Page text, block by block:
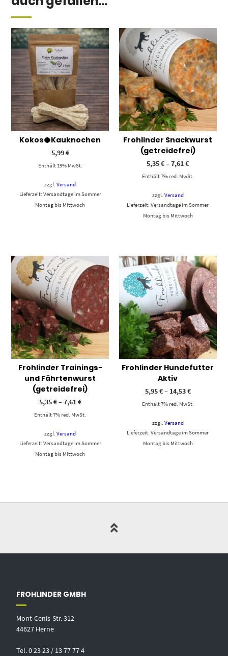
Kokos🥥Kauknochen
5,99€
Enthält 19% MwSt.
zzgl.Versand
Lieferzeit: Versandtage im Sommer
Montag bis Mittwoch
Frohlinder Snackwurst
(getreidefrei)
5,35€–7,61€
Enthält 7% red. MwSt.
zzgl. Versand
Lieferzeit: Versandtage im Sommer
Montag bis Mittwoch
Frohlinder Trainings-
und Fährtenwurst
(getreidefrei)
5,35€–7,61€
Enthält 7% red. MwSt.
zzgl.Versand
Lieferzeit: Versandtage im Sommer
Montag bis Mittwoch
Frohlinder Hundefutter
Aktiv
5,95€– 14,53€
Enthält 7% red. MwSt.
zzgl. Versand
Lieferzeit: Versandtage im Sommer
Montag bis Mittwoch
FROHLINDER GMBH
Mont-Cenis-Str. 312
44627 Herne
Tel. 0 23 23 / 13 77 77 4